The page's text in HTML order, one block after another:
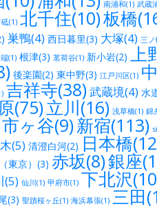
南浦和(1) 武蔵
(1) 北千住(10)板橋
巣鴨(4) 西日暮里(3) 大塚(4) 三ノ
(1) 根津(3) 茗荷谷(1) 新小岩(2) 上
後楽園(2) 東中野(3) 江戸川区(1)
吉祥寺(38)武蔵境(4) 水
(75)立川(16) 浅草橋(1) 錦
市ヶ谷(9)新宿(113)
(5) 清澄白河(2) 日本橋
東京）(3) 赤坂(8)銀座
(5) 仙川(1) 甲府市(1) 下北沢
(3) 聖蹟桜ヶ丘(1) 海浜幕張(1) 三田